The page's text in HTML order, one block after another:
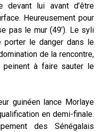
devant lui avant d’être
Heureusement pour
pas le mur (49’). Le syli
porter le danger dans le
de la rencontre,
peinent à faire sauter le
guinéen lance Morlaye
en demi-finale.
des Sénégalais